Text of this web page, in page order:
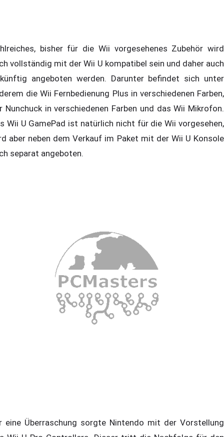
bisher für die Wii vorgesehenes Zubehör wird
vollständig mit der Wii U kompatibel sein und daher auch
angeboten werden. Darunter befindet sich unter
die Wii Fernbedienung Plus in verschiedenen Farben,
Nunchuck in verschiedenen Farben und das Wii Mikrofon.
Wii U GamePad ist natürlich nicht für die Wii vorgesehen,
aber neben dem Verkauf im Paket mit der Wii U Konsole
separat angeboten.
eine Überraschung sorgte Nintendo mit der Vorstellung